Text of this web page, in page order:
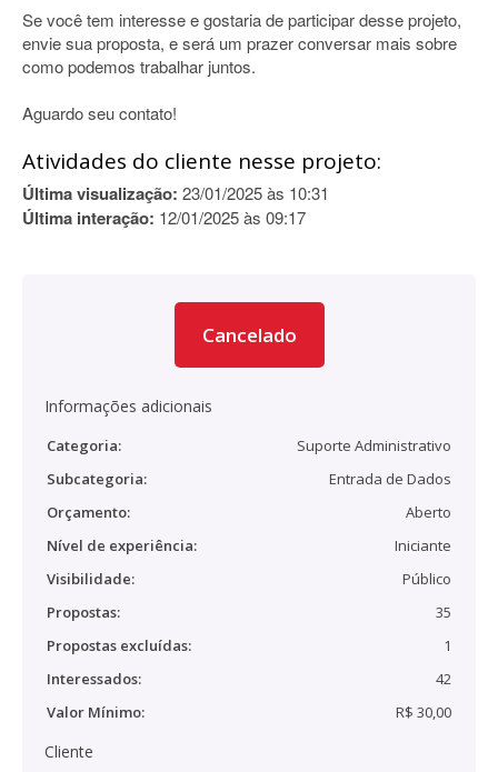
Se você tem interesse e gostaria de participar desse projeto,
envie sua proposta, e será um prazer conversar mais sobre
como podemos trabalhar juntos.
Aguardo seu contato!
Atividades do cliente nesse projeto:
Última visualização: 23/01/2025 às 10:31
Última interação: 12/01/2025 às 09:17
Cancelado
Informações adicionais
Categoria:
Suporte Administrativo
Subcategoria:
Entrada de Dados
Orçamento:
Aberto
Nível de experiência:
Iniciante
Visibilidade:
Público
Propostas:
35
Propostas excluídas:
1
Interessados:
42
Valor Mínimo:
R$ 30,00
Cliente